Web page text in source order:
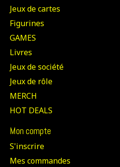
Jeux de cartes
Figurines
GAMES
Livres
Jeux de société
Jeux de rôle
MERCH
HOT DEALS
Mon compte
S'inscrire
Mes commandes